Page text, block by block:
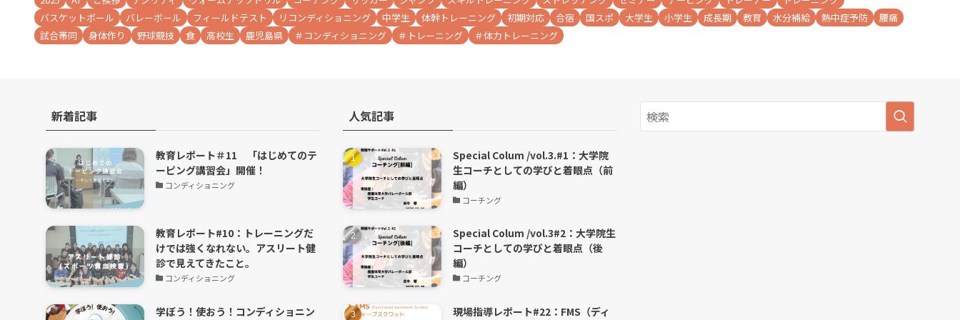
バスケットボール
バレーボール フィールドテスト リコンディショニング 中学生 体幹トレーニング 初期対応 合宿 国スポ 大学生 小学生 成長期 教育 水分補給 熱中症予防
腰痛
試合帯同
身体作り 野球競技 食 高校生 鹿児島県 ＃コンディショニング ＃トレーニング ＃体力トレーニング
新着記事
教育レポート＃11 「はじめてのテ
ーピング講習会」開催！
コンディショニング
教育レポート#10：トレーニングだ
けでは強くなれない。アスリート健
診で見えてきたこと。
コンディショニング
学ぼう！使おう！コンディショニン
人気記事
Special Colum /vol.3.#1：大学院
生コーチとしての学びと着眼点（前
編）
コーチング
Special Colum /vol.3#2：大学院生
コーチとしての学びと着眼点（後
編）
コーチング
現場指導レポート#22：FMS（ディ